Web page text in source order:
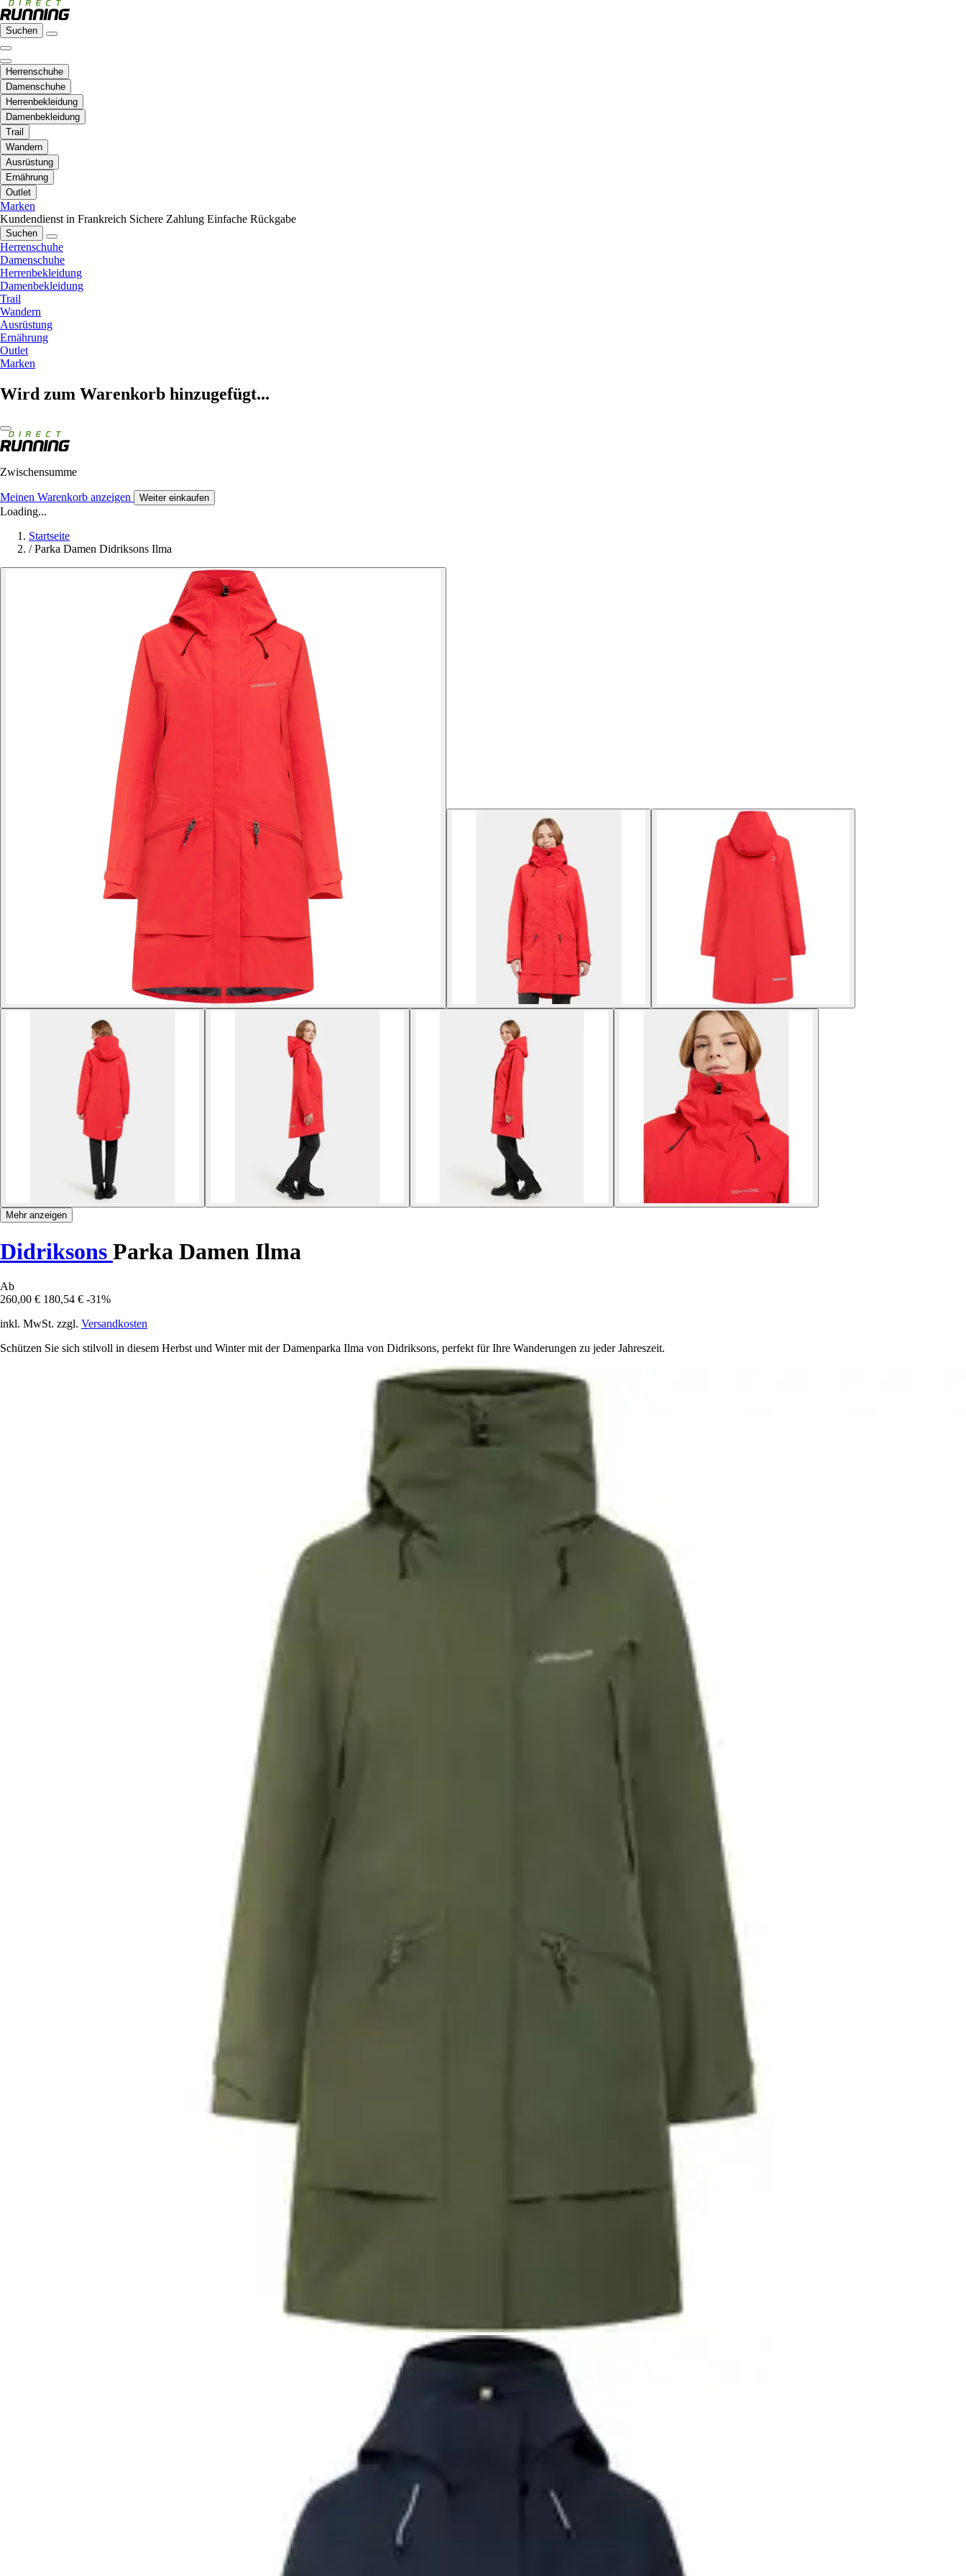
Suchen
Herrenschuhe
Damenschuhe
Herrenbekleidung
Damenbekleidung
Trail
Wandern
Ausrüstung
Ernährung
Outlet
Marken
Kundendienst in Frankreich Sichere Zahlung Einfache Rückgabe
Suchen
Herrenschuhe
Damenschuhe
Herrenbekleidung
Damenbekleidung
Trail
Wandern
Ausrüstung
Ernährung
Outlet
Marken
Wird zum Warenkorb hinzugefügt...
Zwischensumme
Meinen Warenkorb anzeigen Weiter einkaufen
Loading...
Startseite
/ Parka Damen Didriksons Ilma
Mehr anzeigen
Didriksons Parka Damen Ilma
Ab
260,00 € 180,54 € -31%
inkl. MwSt. zzgl. Versandkosten
Schützen Sie sich stilvoll in diesem Herbst und Winter mit der Damenparka Ilma von Didriksons, perfekt für Ihre Wanderungen zu jeder Jahreszeit.